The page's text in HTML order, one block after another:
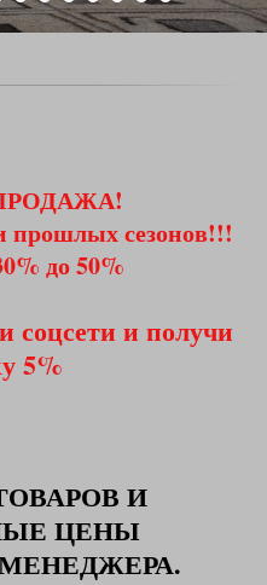
прошлых сезонов!!!
до 50%
и получи
5%
И
ЦЕНЫ